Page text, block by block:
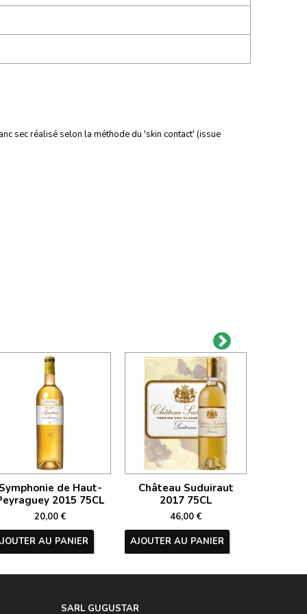
sec réalisé selon la méthode du 'skin contact' (issue
de Haut-
2015 75CL
20,00 €
AU PANIER
Château Suduiraut
2017 75CL
46,00 €
AJOUTER AU PANIER
SARL GUGUSTAR